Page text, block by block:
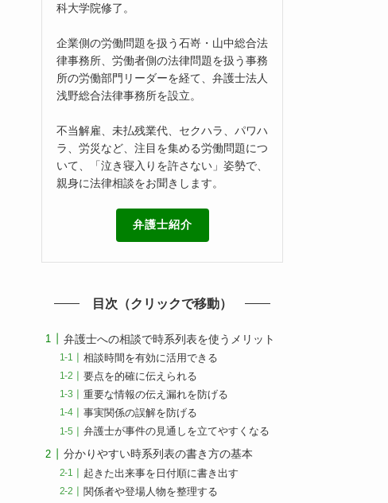
科大学院修了。
企業側の労働問題を扱う石嵜・山中総合法
律事務所、労働者側の法律問題を扱う事務
所の労働部門リーダーを経て、弁護士法人
浅野総合法律事務所を設立。
不当解雇、未払残業代、セクハラ、パワハ
ラ、労災など、注目を集める労働問題につ
いて、「泣き寝入りを許さない」姿勢で、
親身に法律相談をお聞きします。
弁護士紹介
目次（クリックで移動）
弁護士への相談で時系列表を使うメリット
相談時間を有効に活用できる
要点を的確に伝えられる
重要な情報の伝え漏れを防げる
事実関係の誤解を防げる
弁護士が事件の見通しを立てやすくなる
分かりやすい時系列表の書き方の基本
起きた出来事を日付順に書き出す
関係者や登場人物を整理する